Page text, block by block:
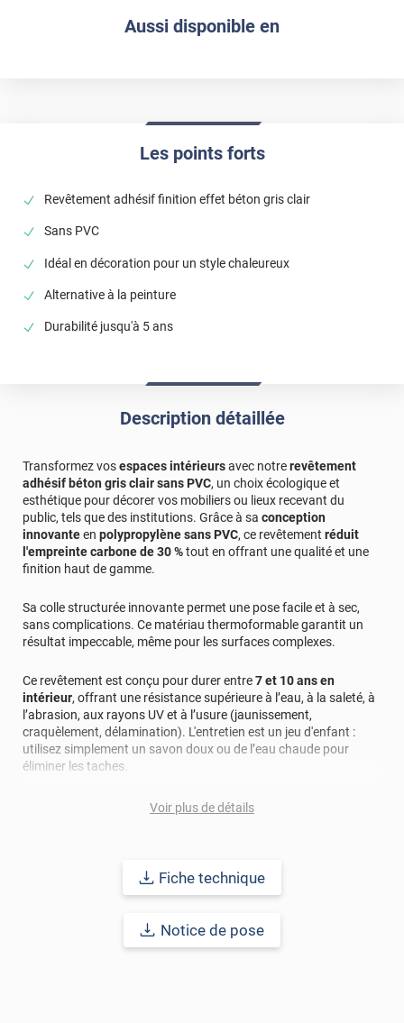
Aussi disponible en
Les points forts
Revêtement adhésif finition effet béton gris clair
Sans PVC
Idéal en décoration pour un style chaleureux
Alternative à la peinture
Durabilité jusqu'à 5 ans
Description détaillée
Transformez vosespaces intérieursavec notrerevêtement
adhésif béton gris clair sans PVC, un choix écologique et
esthétique pour décorer vos mobiliers ou lieux recevant du
public, tels que des institutions. Grâce à sa conception
innovanteen polypropylène sans PVC, ce revêtement réduit
l'empreinte carbone de 30 %tout en offrant une qualité et une
finition haut de gamme.
Sa colle structurée innovante permet une pose facile et à sec,
sans complications. Ce matériau thermoformable garantit un
résultat impeccable, même pour les surfaces complexes.
Ce revêtement est conçu pour durer entre7 et 10 ans en
intérieur, offrant une résistance supérieure à l’eau, à la saleté, à
l’abrasion, aux rayons UV et à l’usure (jaunissement,
craquèlement, délamination). L'entretien est un jeu d'enfant :
utilisez simplement un savon doux ou de l’eau chaude pour
éliminer les taches.
Sécurité et écologie au cœur de sa conception
surface pour un rendu parfait.
Voir plus de détails
Fiche technique
Notice de pose